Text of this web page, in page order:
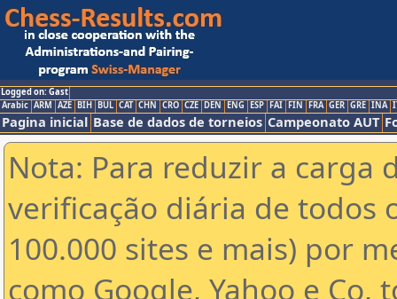
Logged on: Gast
Arabic ARM AZE BIH BUL CAT CHN CRO CZE DEN ENG ESP FAI FIN FRA GER GRE INA
Pagina inicial Base de dados de torneios Campeonato AUT
Nota: Para reduzir a carga
verificação diária de todos
100.000 sites e mais) por
como Google, Yahoo e Co,